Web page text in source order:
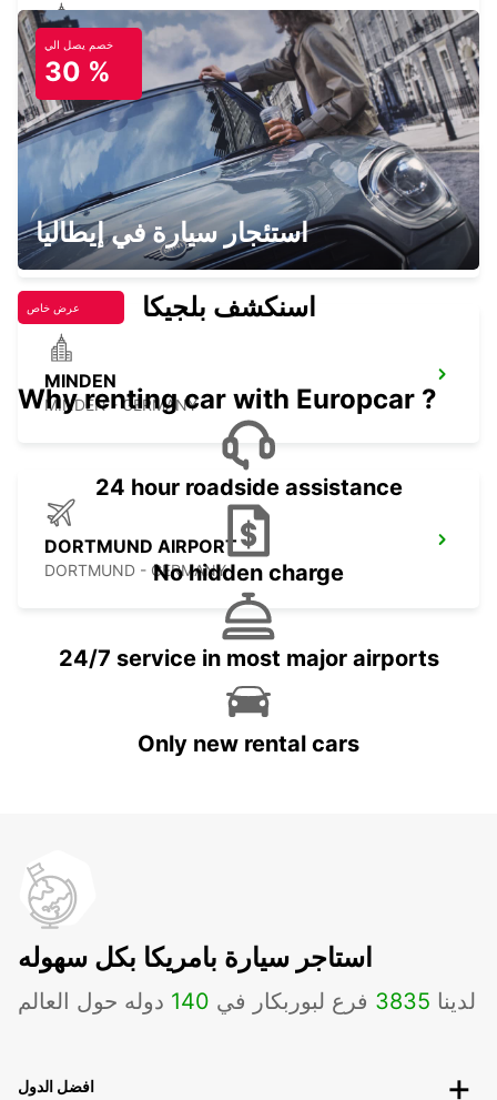
MUENSTER
MUENSTER - GERMANY
BERGKAMEN
BERGKAMEN - GERMANY
MINDEN
MINDEN - GERMANY
DORTMUND AIRPORT
DORTMUND - GERMANY
خصم يصل الي
30 %
استئجار سيارة في إيطاليا
عرض خاص اسنكشف بلجيكا
Why renting car with Europcar ?
24 hour roadside assistance
No hidden charge
24/7 service in most major airports
Only new rental cars
استاجر سيارة بامريكا بكل سهوله
لدينا 3835 فرع لبوربكار في 140 دوله حول العالم
افضل الدول